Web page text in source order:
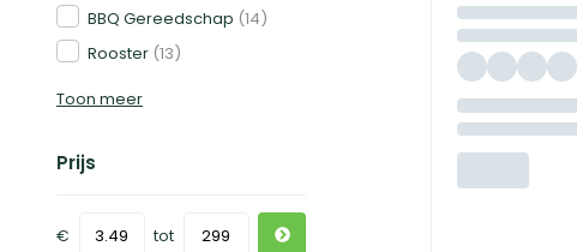
BBQ Gereedschap (14)
Rooster (13)
Toon meer
Prijs
€ tot